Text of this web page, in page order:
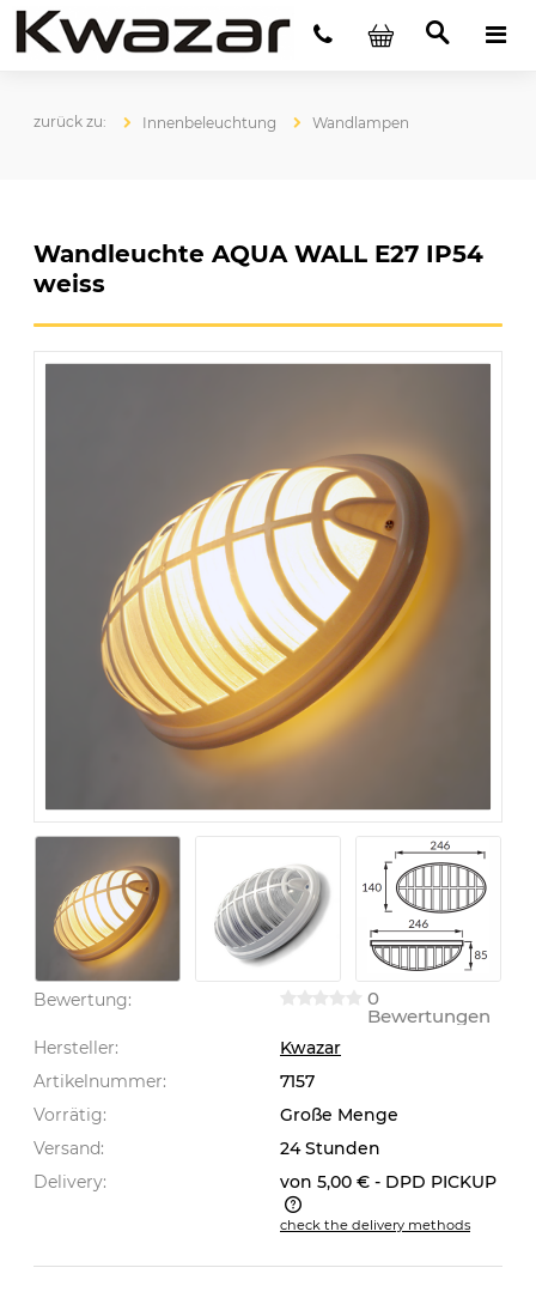
Innenbeleuchtung Wandlampen
Wandleuchte AQUA WALL E27 IP54
weiss
Bewertung: 0
Bewertungen
Hersteller:
Kwazar
Artikelnummer:
7157
Vorrätig:
Große Menge
Versand:
24 Stunden
Delivery:
von 5,00 € - DPD PICKUP
The price does not include any possible payment
check the delivery methods